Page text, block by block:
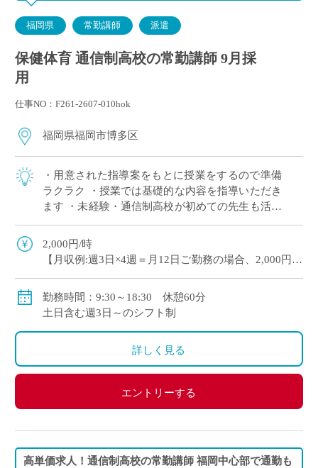
福岡県 常勤講師 派遣
保健体育 通信制高校の常勤講師 9月採
用
仕事NO：F261-2607-010hok
福岡県福岡市博多区
・用意された指導案をもとに授業をするので準備
ラクラク ・授業では基礎的な内容を指導いただき
ます ・未経験・通信制高校が初めての先生も活躍
できる現場です ・ICT設備が整っており、事務負
担を軽減できます ・生徒さんに丁寧に […]
2,000円/時
【月収例:週3日×4週＝月12日ご勤務の場合、2,000円×8
時間×12日＝192,000円】
【月収例:週5日×4週＝月20日ご勤務の場合、2,000円×8
時間×20日＝320,000円】
別途交通費・残業代支給
勤務時間：9:30～18:30 休憩60分
土日含む週3日～のシフト制
詳しく見る
エントリーする
高単価求人！通信制高校の常勤講師 福岡中心部で通勤も